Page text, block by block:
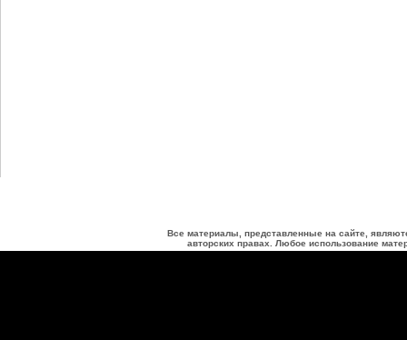
Все материалы, представленные на сайте,
авторских правах. Любое использование